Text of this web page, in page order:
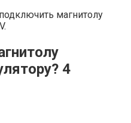
магнитолу
4